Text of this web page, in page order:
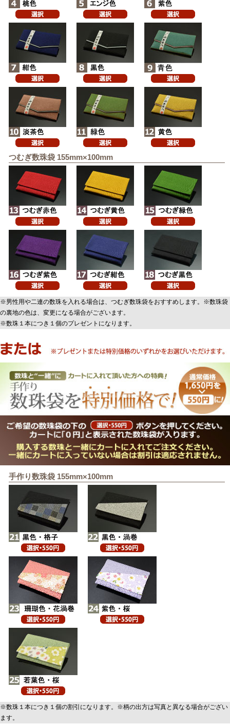
つむぎ数珠袋 155mm×100mm
※男性用や二連の数珠を入れる場合は、つむぎ数珠袋をおすすめします。※数珠袋
の裏地の色は、変更になる場合がございます。
※数珠１本につき１個のプレゼントになります。
手作り数珠袋 155mm×100mm
※数珠１本につき１個の割引になります。※柄の出方は写真と異なる場合がござい
ます。